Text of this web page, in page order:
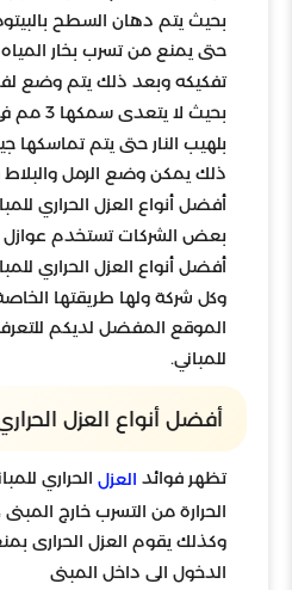
بحيث يتم دهان السطح
حتى يمنع من تسرب بخار
تفكيكه وبعد ذلك يتم وضع
بحيث لا
بلهيب النار حتى يتم تماسكها
ذلك يمكن وضع الرمل
أفضل أنواع العزل الحراري
بعض الشركات تستخدم عوازل
أفضل أنواع العزل الحراري
وكل شركة ولها طريقتها
الموقع المفضل لديكم
للمباني.
أفضل أنواع العزل
تظهر فوائد العزل الحراري
الحرارة من التسرب خارج المبنى
وكذلك يقوم العزل الحرارى
الدخول الى داخل المبنى